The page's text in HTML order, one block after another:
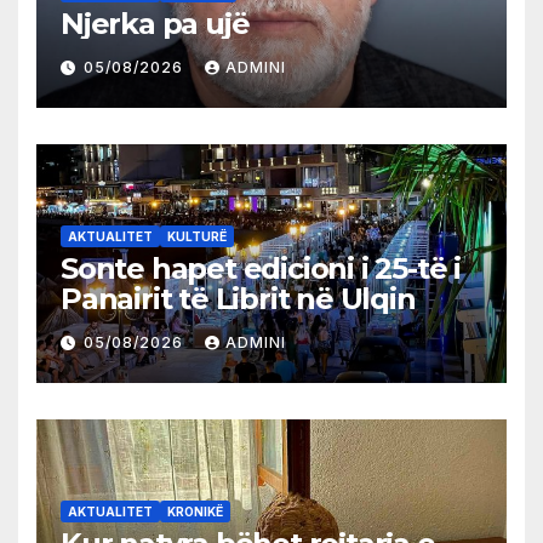
Njerka pa ujë
05/08/2026 ADMINI
AKTUALITET KULTURË
Sonte hapet edicioni i 25-të i
Panairit të Librit në Ulqin
05/08/2026 ADMINI
AKTUALITET KRONIKË